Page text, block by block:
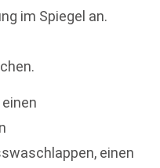
im Spiegel an.
einen